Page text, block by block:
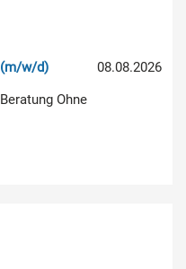
08.08.2026
w/d)
Ohne